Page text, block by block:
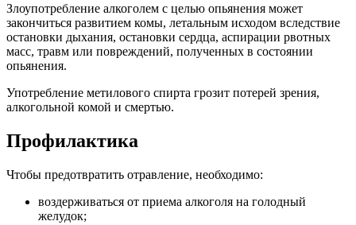
Злоупотребление алкоголем с целью опьянения может
закончиться развитием комы, летальным исходом вследствие
остановки дыхания, остановки сердца, аспирации рвотных
масс, травм или повреждений, полученных в состоянии
опьянения.
Употребление метилового спирта грозит потерей зрения,
алкогольной комой и смертью.
Профилактика
Чтобы предотвратить отравление, необходимо:
воздерживаться от приема алкоголя на голодный
желудок;